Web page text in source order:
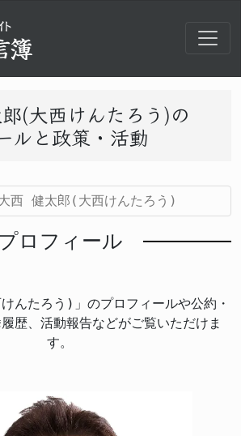
(大西けんたろう)の
ルと政策・活動
西 健太郎(大西けんたろう)
プロフィール
んたろう)」のプロフィールや公約・
歴、活動報告などがご覧いただけま
す。